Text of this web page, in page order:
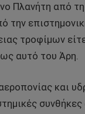
Πλανήτη από
την
τροφίμων
αυτό του Άρη.
και